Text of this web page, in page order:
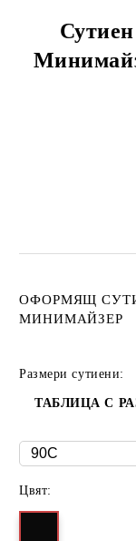
ОФОРМЯЩ
МИНИМАЙЗЕР
Размери сутиени:
ТАБЛИЦА С
Цвят: